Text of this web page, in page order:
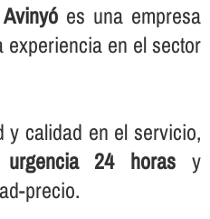
es una empresa
en el sector
y calidad en el servicio,
urgencia 24 horas y
precio.